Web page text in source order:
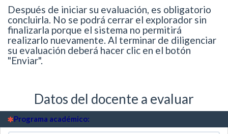
Después de iniciar su evaluación, es obligatorio
concluirla. No se podrá cerrar el explorador sin
finalizarla porque el sistema no permitirá
realizarlo nuevamente. Al terminar de diligenciar
su evaluación deberá hacer clic en el botón
"Enviar".
Datos del docente a evaluar
(Esta pregunta es obligatoria)
Programa académico: